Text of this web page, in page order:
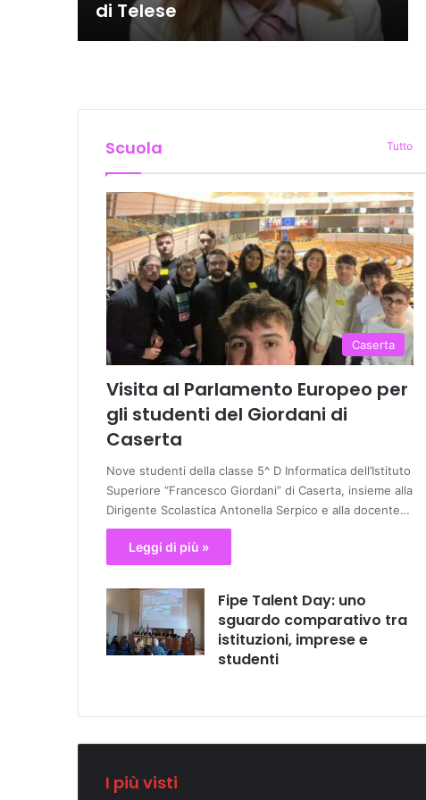
di Telese
Scuola Tutto
Caserta
Visita al Parlamento Europeo per
gli studenti del Giordani di
Caserta
Nove studenti della classe 5^ D Informatica dell’Istituto
Superiore “Francesco Giordani” di Caserta, insieme alla
Dirigente Scolastica Antonella Serpico e alla docente…
Leggi di più »
Fipe Talent Day: uno
sguardo comparativo tra
istituzioni, imprese e
studenti
I più visti